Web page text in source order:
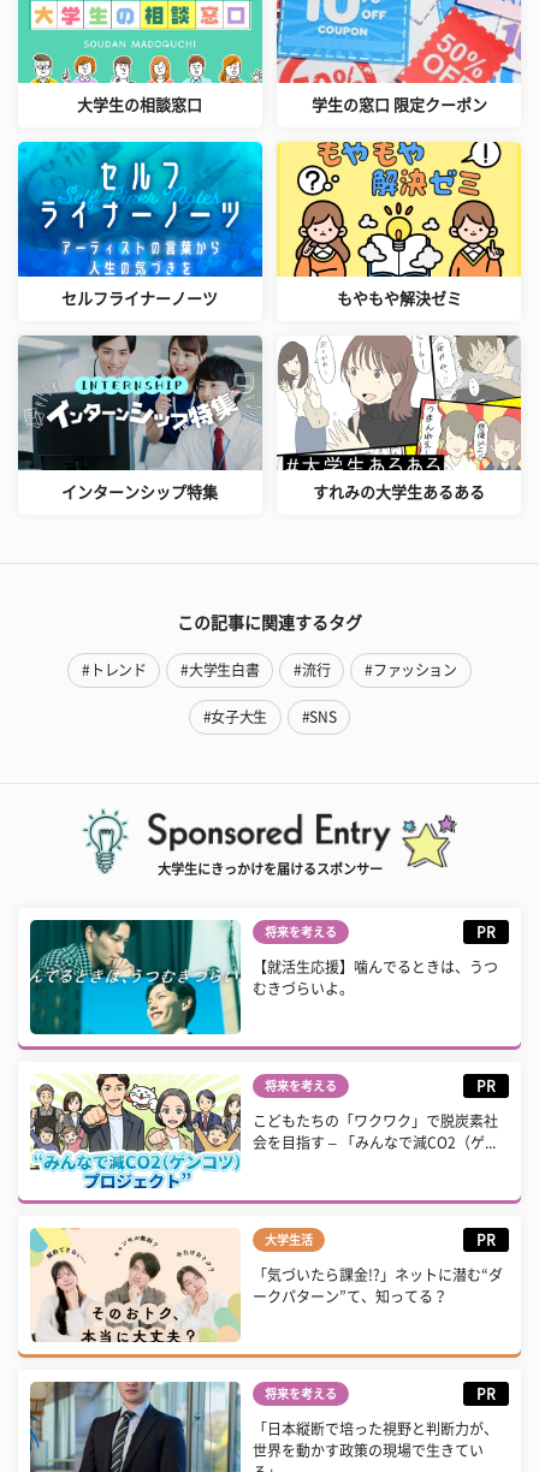
大学生の相談窓口 学生の窓口 限定クーポン
セルフライナーノーツ もやもや解決ゼミ
インターンシップ特集 すれみの大学生あるある
この記事に関連するタグ
#トレンド #大学生白書 #流行 #ファッション
#女子大生 #SNS
大学生にきっかけを届けるスポンサー
将来を考える PR
【就活生応援】噛んでるときは、うつ
むきづらいよ。
将来を考える PR
こどもたちの「ワクワク」で脱炭素社
会を目指す – 「みんなで減CO2（ゲ...
大学生活 PR
「気づいたら課金!?」ネットに潜む“ダ
ークパターン”て、知ってる？
将来を考える PR
「日本縦断で培った視野と判断力が、
世界を動かす政策の現場で生きてい